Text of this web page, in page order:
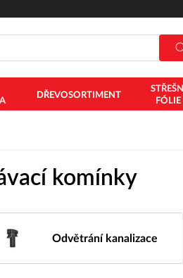
DŘEVOSORTIMENT
STŘEŠNÍ
FÓLIE
komínky
Odvětrání kanalizace